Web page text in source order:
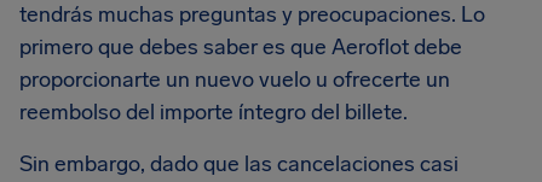
tendrás muchas preguntas y preocupaciones. Lo
primero que debes saber es que Aeroflot debe
proporcionarte un nuevo vuelo u ofrecerte un
reembolso del importe íntegro del billete.
Sin embargo, dado que las cancelaciones casi